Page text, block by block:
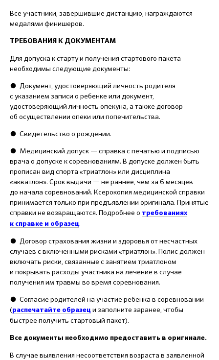
Все участники, завершившие дистанцию, награждаются
медалями финишеров.
ТРЕБОВАНИЯ К ДОКУМЕНТАМ
Для допуска к старту и получения стартового пакета
необходимы следующие документы:
● Документ, удостоверяющий личность родителя
с указанием записи о ребенке или документ,
удостоверяющий личность опекуна, а также договор
об осуществлении опеки или попечительства.
● Свидетельство о рождении.
● Медицинский допуск — справка с печатью и подписью
врача о допуске к соревнованиям. В допуске должен быть
прописан вид спорта «триатлон» или дисциплина
«акватлон». Срок выдачи — не раннее, чем за 6 месяцев
до начала соревнований. Ксерокопия медицинской справки
принимается только при предъявлении оригинала. Принятые
справки не возвращаются. Подробнее о требованиях
к справке и образец.
● Договор страхования жизни и здоровья от несчастных
случаев с включенными рисками «триатлон». Полис должен
включать риски, связанные с занятием триатлоном
и покрывать расходы участника на лечение в случае
получения им травмы во время соревнования.
● Согласие родителей на участие ребенка в соревновании
(распечатайте образец и заполните заранее, чтобы
быстрее получить стартовый пакет).
Все документы необходимо предоставить в оригинале.
В случае выявления несоответствия возраста в заявленной